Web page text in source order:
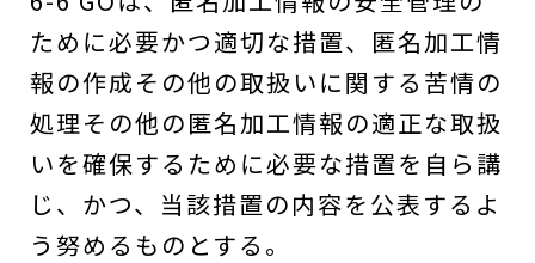
ために必要かつ適切な措置、匿名加工情
報の作成その他の取扱いに関する苦情の
処理その他の匿名加工情報の適正な取扱
いを確保するために必要な措置を自ら講
じ、かつ、当該措置の内容を公表するよ
う努めるものとする。